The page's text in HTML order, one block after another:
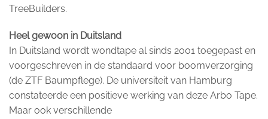
TreeBuilders.
Heel gewoon in Duitsland
In Duitsland wordt wondtape al sinds 2001 toegepast en
voorgeschreven in de standaard voor boomverzorging
(de ZTF Baumpflege). De universiteit van Hamburg
constateerde een positieve werking van deze Arbo Tape.
Maar ook verschillende